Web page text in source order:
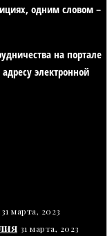
одним словом –
на портале
электронной
31 марта, 2023
31 марта, 2023